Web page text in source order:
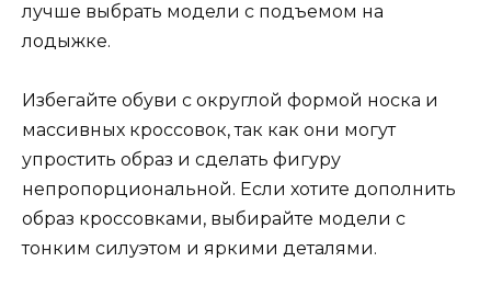
лучше выбрать модели с подъемом на
лодыжке.
Избегайте обуви с округлой формой носка и
массивных кроссовок, так как они могут
упростить образ и сделать фигуру
непропорциональной. Если хотите дополнить
образ кроссовками, выбирайте модели с
тонким силуэтом и яркими деталями.